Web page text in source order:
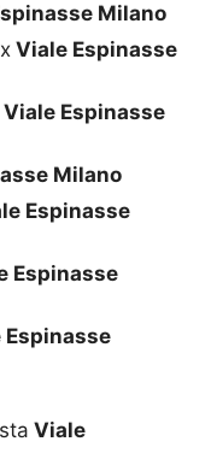
Milano
Viale Espinasse
Viale Espinasse
Milano
Espinasse
Espinasse
Espinasse
Viale